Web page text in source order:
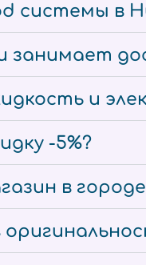
системы в
занимает
и
-5%?
в